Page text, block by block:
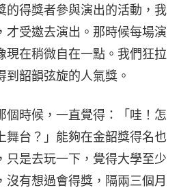
的得獎者參與演出的活動 ，我
才受邀去演出。那時候每場演
現在稍微自在一點。我們狂拉
到韶韻弦旋的人氣獎。
個時候，一直覺得：「哇！怎
舞台？」能夠在金韶獎得名也
只是去玩一下，覺得大學至少
沒有想過會得獎，隔兩三個月